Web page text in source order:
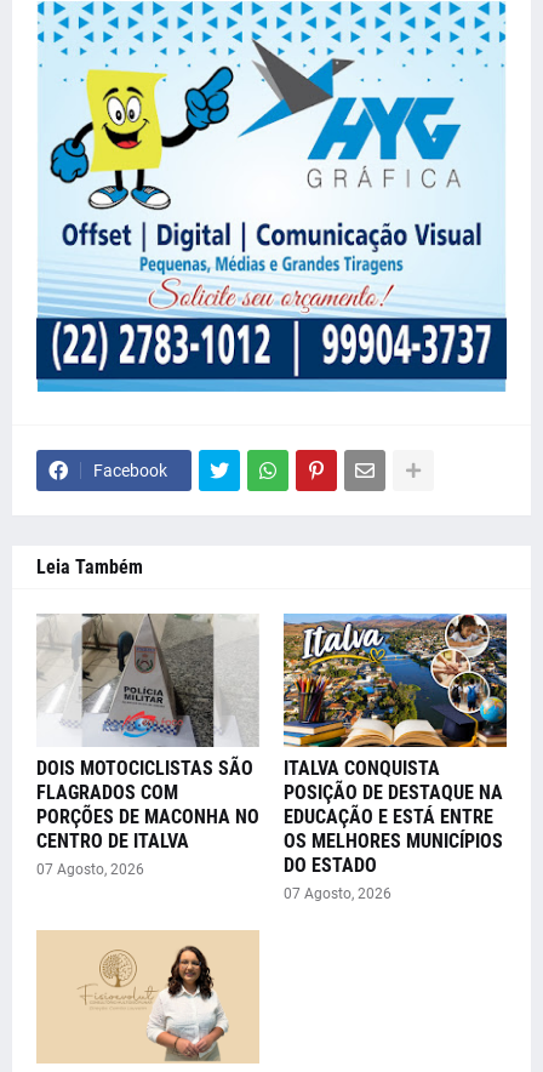
Facebook
Leia Também
DOIS MOTOCICLISTAS SÃO
FLAGRADOS COM
PORÇÕES DE MACONHA NO
CENTRO DE ITALVA
07 Agosto, 2026
ITALVA CONQUISTA
POSIÇÃO DE DESTAQUE NA
EDUCAÇÃO E ESTÁ ENTRE
OS MELHORES MUNICÍPIOS
DO ESTADO
07 Agosto, 2026